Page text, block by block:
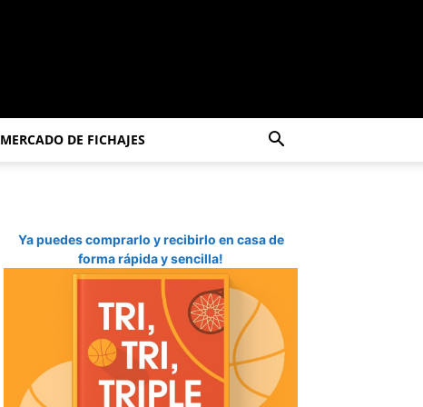
MERCADO DE FICHAJES
Ya puedes comprarlo y recibirlo en casa de
forma rápida y sencilla!